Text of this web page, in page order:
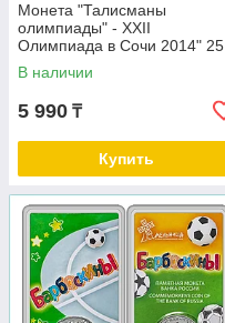
Монета "Талисманы
олимпиады" - XXII
Олимпиада в Сочи 2014" 25
рублей (в блистере)
В наличии
5 990 ₸
Купить